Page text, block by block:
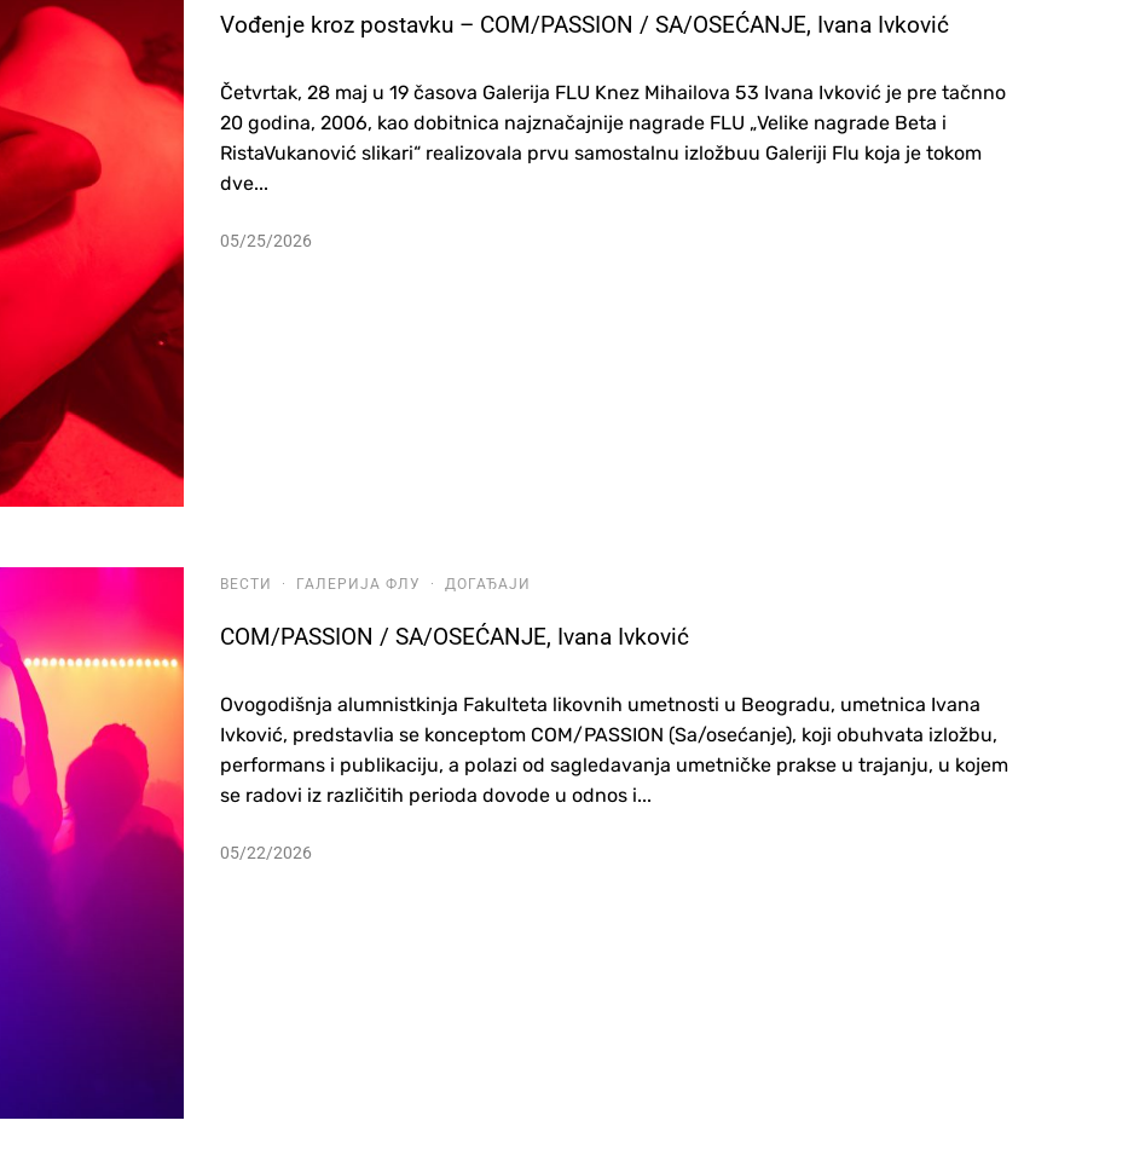
Vođenje kroz postavku – COM/PASSION / SA/OSEĆANJE, Ivana Ivković
Četvrtak, 28 maj u 19 časova Galerija FLU Knez Mihailova 53 Ivana Ivković je pre tačnno
20 godina, 2006, kao dobitnica najznačajnije nagrade FLU „Velike nagrade Beta i
RistaVukanović slikari“ realizovala prvu samostalnu izložbuu Galeriji Flu koja je tokom
dve...
05/25/2026
ВЕСТИ · ГАЛЕРИЈА ФЛУ · ДОГАЂАЈИ
COM/PASSION / SA/OSEĆANJE, Ivana Ivković
Ovogodišnja alumnistkinja Fakulteta likovnih umetnosti u Beogradu, umetnica Ivana
Ivković, predstavlia se konceptom COM/PASSION (Sa/osećanje), koji obuhvata izložbu,
performans i publikaciju, a polazi od sagledavanja umetničke prakse u trajanju, u kojem
se radovi iz različitih perioda dovode u odnos i...
05/22/2026